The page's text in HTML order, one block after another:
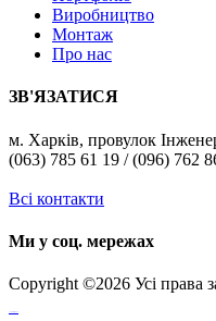
Виробництво
Монтаж
Про нас
ЗВ'ЯЗАТИСЯ
м. Харків, провулок
(063) 785 61 19 / (096) 762
Всі контакти
Ми у соц. мережах
Copyright ©2026 Усі права